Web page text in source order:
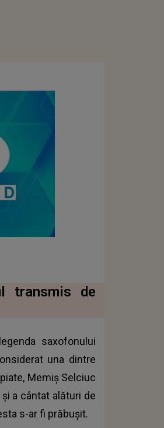
transmis de
saxofonului
una dintre
Memiș Selciuc
a cântat alături de
s-ar fi prăbușit.